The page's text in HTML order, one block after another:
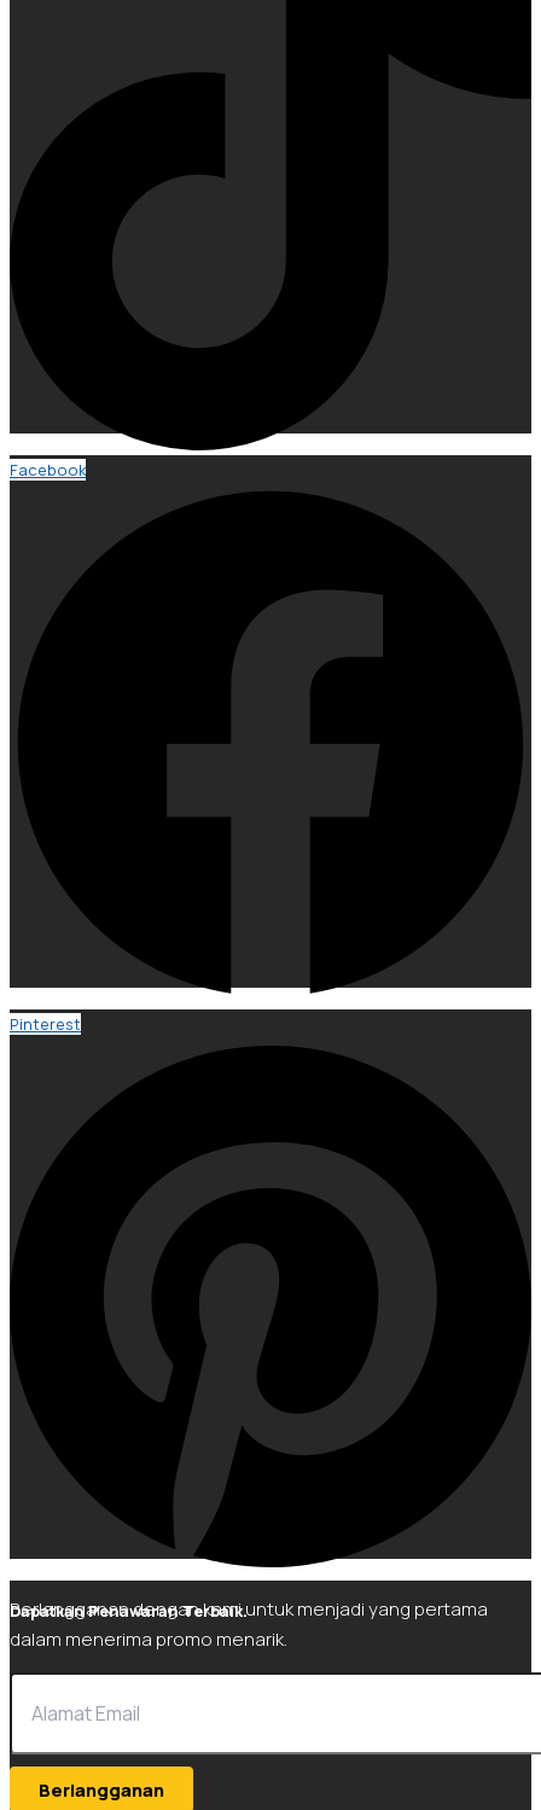
Facebook
Pinterest
Dapatkan Penawaran Terbaik.
Berlangganan dengan kami untuk menjadi yang pertama
dalam menerima promo menarik.
Berlangganan